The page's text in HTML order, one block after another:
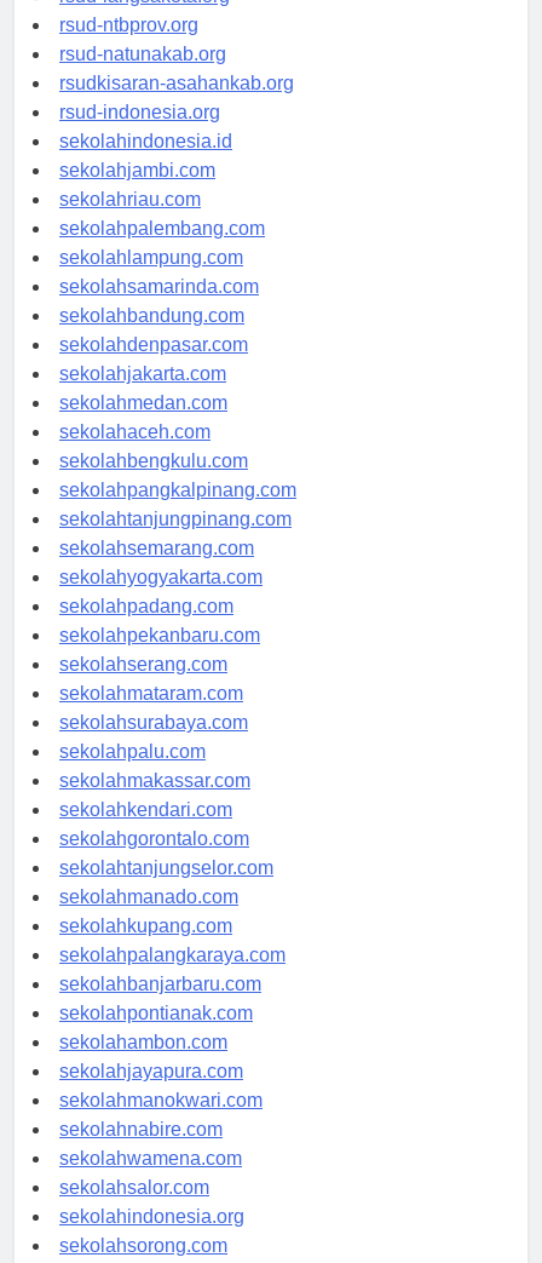
rsud-ntbprov.org
rsud-natunakab.org
rsudkisaran-asahankab.org
rsud-indonesia.org
sekolahindonesia.id
sekolahjambi.com
sekolahriau.com
sekolahpalembang.com
sekolahlampung.com
sekolahsamarinda.com
sekolahbandung.com
sekolahdenpasar.com
sekolahjakarta.com
sekolahmedan.com
sekolahaceh.com
sekolahbengkulu.com
sekolahpangkalpinang.com
sekolahtanjungpinang.com
sekolahsemarang.com
sekolahyogyakarta.com
sekolahpadang.com
sekolahpekanbaru.com
sekolahserang.com
sekolahmataram.com
sekolahsurabaya.com
sekolahpalu.com
sekolahmakassar.com
sekolahkendari.com
sekolahgorontalo.com
sekolahtanjungselor.com
sekolahmanado.com
sekolahkupang.com
sekolahpalangkaraya.com
sekolahbanjarbaru.com
sekolahpontianak.com
sekolahambon.com
sekolahjayapura.com
sekolahmanokwari.com
sekolahnabire.com
sekolahwamena.com
sekolahsalor.com
sekolahindonesia.org
sekolahsorong.com